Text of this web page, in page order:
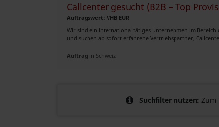
Callcenter gesucht (B2B – Top
Auftragswert: VHB EUR
Wir sind ein international tätiges Unternehmen im
und suchen ab sofort erfahrene Vertriebspartner,
Auftrag in Schweiz
Suchfilter nutzen: Zum